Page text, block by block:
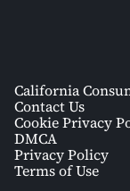
California
Contact Us
Cookie Privacy
DMCA
Privacy Policy
Terms of Use